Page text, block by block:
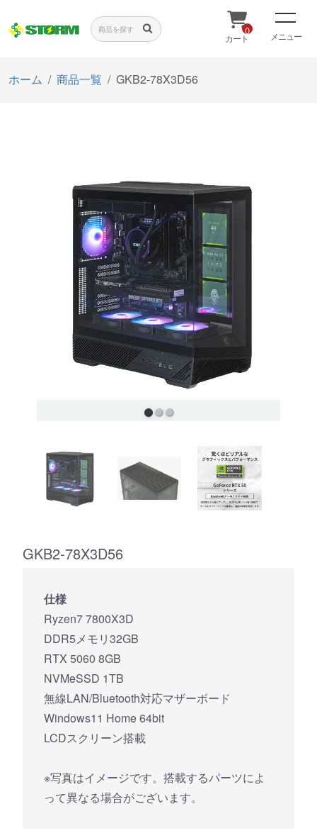
0
カート メニュー
ホーム 商品一覧 GKB2-78X3D56
GKB2-78X3D56
仕様
Ryzen7 7800X3D
DDR5メモリ32GB
RTX 5060 8GB
NVMeSSD 1TB
無線LAN/Bluetooth対応マザーボード
Windows11 Home 64bit
LCDスクリーン搭載
※写真はイメージです。搭載するパーツによ
って異なる場合がございます。